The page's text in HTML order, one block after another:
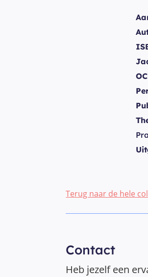
Terug naar de hele
Contact
Heb jezelf een